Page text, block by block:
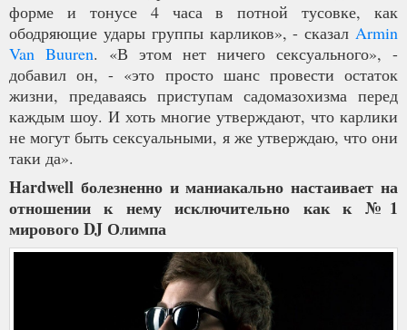
форме и тонусе 4 часа в потной тусовке, как
ободряющие удары группы карликов», - сказал Armin
Van Buuren. «В этом нет ничего сексуального», -
добавил он, - «это просто шанс провести остаток
жизни, предаваясь приступам садомазохизма перед
каждым шоу. И хоть многие утверждают, что карлики
не могут быть сексуальными, я же утверждаю, что они
таки да».
Hardwell болезненно и маниакально настаивает на
отношении к нему исключительно как к №1
мирового DJ Олимпа